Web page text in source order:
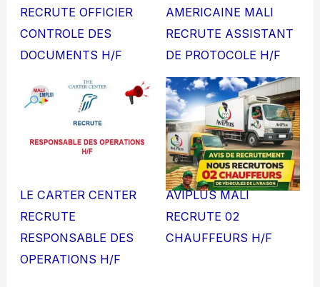
RECRUTE OFFICIER
CONTROLE DES
DOCUMENTS H/F
AMERICAINE MALI
RECRUTE ASSISTANT
DE PROTOCOLE H/F
LE CARTER CENTER
RECRUTE
RESPONSABLE DES
OPERATIONS H/F
AVIPLUS MALI
RECRUTE 02
CHAUFFEURS H/F